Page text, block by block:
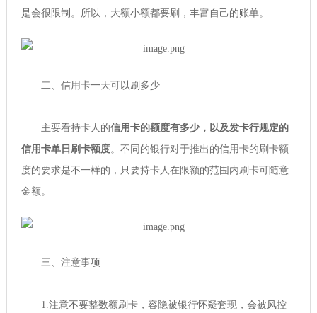
是会很限制。所以，大额小额都要刷，丰富自己的账单。
二、信用卡一天可以刷多少
主要看持卡人的信用卡的额度有多少，以及发卡行规定的
信用卡单日刷卡额度。不同的银行对于推出的信用卡的刷卡额
度的要求是不一样的，只要持卡人在限额的范围内刷卡可随意
金额。
三、注意事项
1.注意不要整数额刷卡，容隐被银行怀疑套现，会被风控